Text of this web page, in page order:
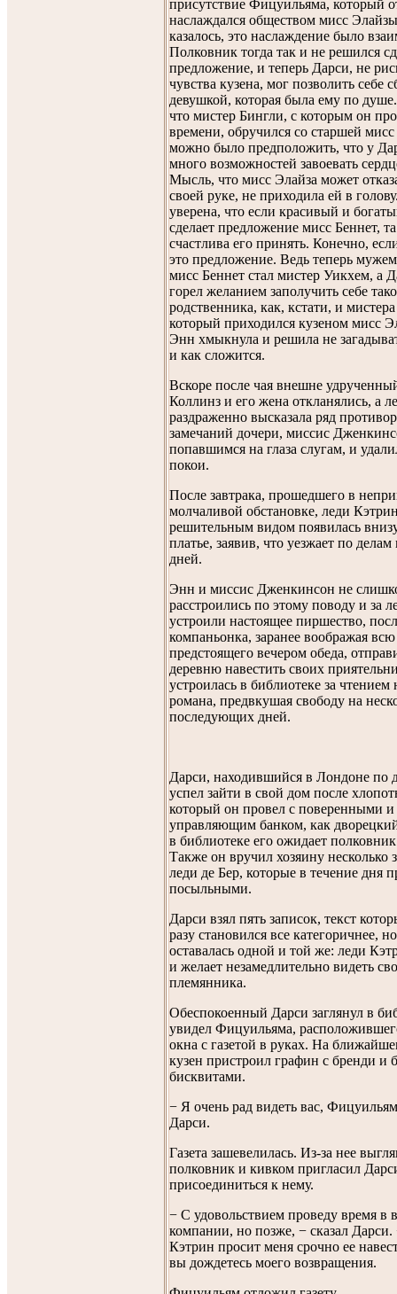
присутствие Фицуильяма, который
наслаждался обществом мисс
казалось, это наслаждение было
Полковник тогда так и не решился
предложение, и теперь Дарси, не
чувства кузена, мог позволить себе
девушкой, которая была ему по
что мистер Бингли, с которым он
времени, обручился со старшей мисс
можно было предположить, что у
много возможностей завоевать
Мысль, что мисс Элайза может
своей руке, не приходила ей в
уверена, что если красивый и
сделает предложение мисс Беннет, та
счастлива его принять. Конечно,
это предложение. Ведь теперь
мисс Беннет стал мистер Уикхем, а
горел желанием заполучить себе
родственника, как, кстати, и
который приходился кузеном мисс
Энн хмыкнула и решила не
и как сложится.
Вскоре после чая внешне
Коллинз и его жена откланялись, а
раздраженно высказала ряд
замечаний дочери, миссис
попавшимся на глаза слугам, и
покои.
После завтрака, прошедшего в
молчаливой обстановке, леди
решительным видом появилась
платье, заявив, что уезжает по делам
дней.
Энн и миссис Дженкинсон не
расстроились по этому поводу и за
устроили настоящее пиршество,
компаньонка, заранее воображая
предстоящего вечером обеда,
деревню навестить своих
устроилась в библиотеке за чтением
романа, предвкушая свободу на
последующих дней.
Дарси, находившийся в Лондоне по
успел зайти в свой дом после
который он провел с поверенными и
управляющим банком, как
в библиотеке его ожидает
Также он вручил хозяину несколько
леди де Бер, которые в течение дня
посыльными.
Дарси взял пять записок, текст
разу становился все категоричнее,
оставалась одной и той же: леди
и желает незамедлительно видеть
племянника.
Обеспокоенный Дарси заглянул в
увидел Фицуильяма,
окна с газетой в руках. На
кузен пристроил графин с бренди и
бисквитами.
− Я очень рад видеть вас,
Дарси.
Газета зашевелилась. Из-за нее
полковник и кивком пригласил
присоединиться к нему.
− С удовольствием проведу время в
компании, но позже, − сказал
Кэтрин просит меня срочно ее
вы дождетесь моего возвращения.